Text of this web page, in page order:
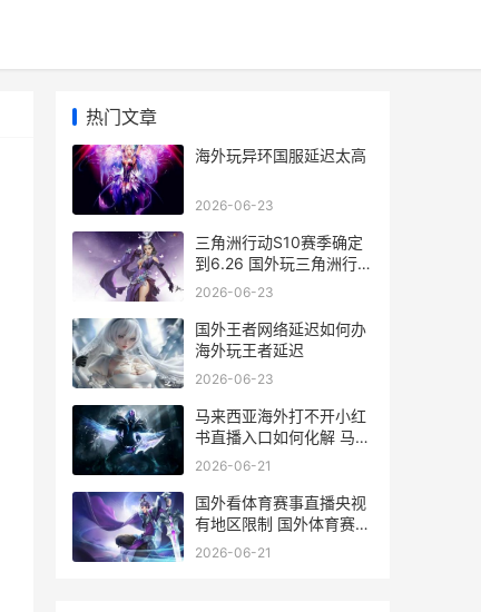
热门文章
海外玩异环国服延迟太高
2026-06-23
三角洲行动S10赛季确定
到6.26 国外玩三角洲行动
国服延迟高丢包严重如何
地图
2026-06-23
国外王者网络延迟如何办
海外玩王者延迟
2026-06-23
马来西亚海外打不开小红
书直播入口如何化解 马来
西亚海外打工怎么样
2026-06-21
国外看体育赛事直播央视
有地区限制 国外体育赛事
能带动哪些快消品?比例
2026-06-21